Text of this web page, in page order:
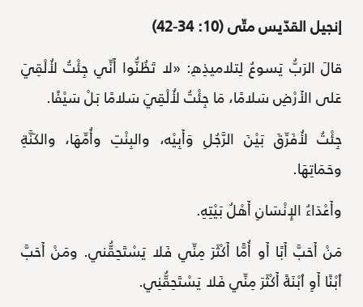
إنجيل القدّيس متّى (10: 34-42)
قالَ الرَبُّ يَسوعُ لِتلاميذِهِ: «لا تَظُنُّوا أَنِّي جِئْتُ لأُلْقِيَ
عَلى الأَرْضِ سَلامًا، مَا جِئْتُ لأُلْقِيَ سَلامًا بَلْ سَيْفًا.
جِئْتُ لأُفَرِّقَ بَيْنَ الرَّجُلِ وَأَبِيْه، والبِنْتِ وأُمِّهَا، والكَنَّةِ
وحَمَاتِهَا.
وأَعْدَاءُ الإِنْسَانِ أَهْلُ بَيْتِهِ.
مَنْ أَحَبَّ أَبًا أَو أُمًّا أَكْثَرَ مِنِّي فَلا يَسْتَحِقُّني. ومَنْ أَحَبَّ
ٱبْنًا أَوِ ٱبْنَةً أَكْثَرَ مِنِّي فَلا يَسْتَحِقُّنِي.